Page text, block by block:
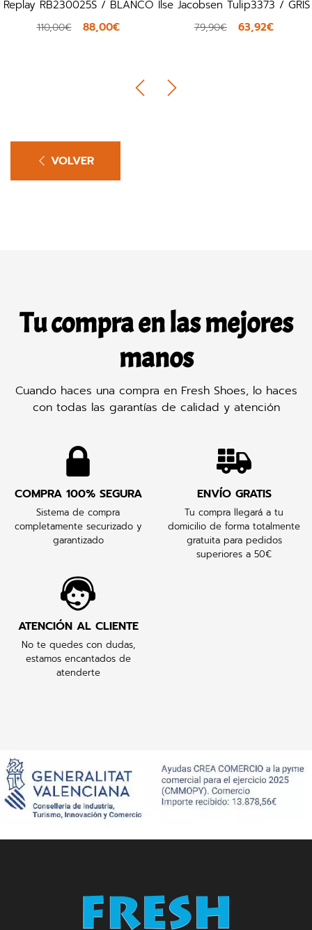
Replay RB230025S / BLANCO
110,00€ 88,00€
Ilse Jacobsen Tulip3373 / GRIS
79,90€ 63,92€
VOLVER
Tu compra en las mejores
manos
Cuando haces una compra en Fresh Shoes, lo haces
con todas las garantías de calidad y atención
COMPRA 100% SEGURA
Sistema de compra
completamente securizado y
garantizado
ENVÍO GRATIS
Tu compra llegará a tu
domicilio de forma totalmente
gratuita para pedidos
superiores a 50€
ATENCIÓN AL CLIENTE
No te quedes con dudas,
estamos encantados de
atenderte